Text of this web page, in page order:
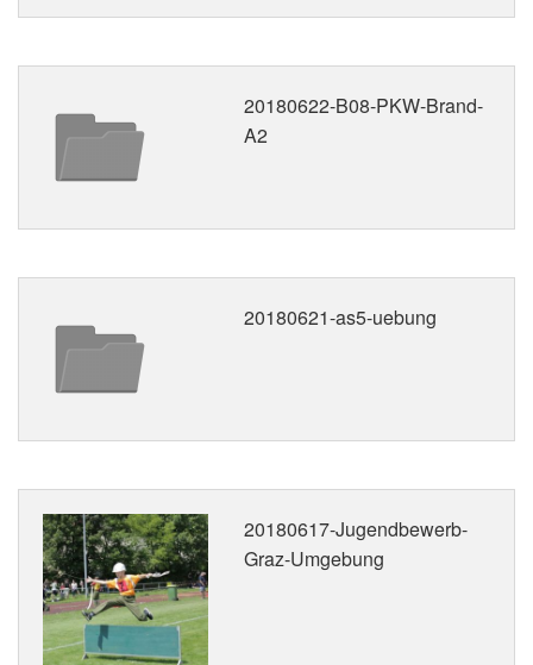
20180622-B08-PKW-Brand-
A2
20180621-as5-uebung
20180617-Jugendbewerb-
Graz-Umgebung